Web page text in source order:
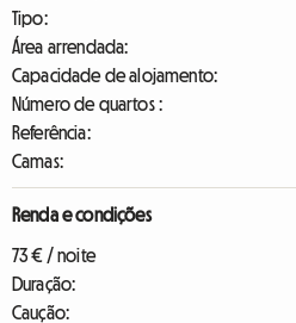
Tipo:
Área arrendada:
Capacidade de alojamento:
Número de quartos :
Referência:
Camas:
Renda e condições
73 € / noite
Duração:
Caução: